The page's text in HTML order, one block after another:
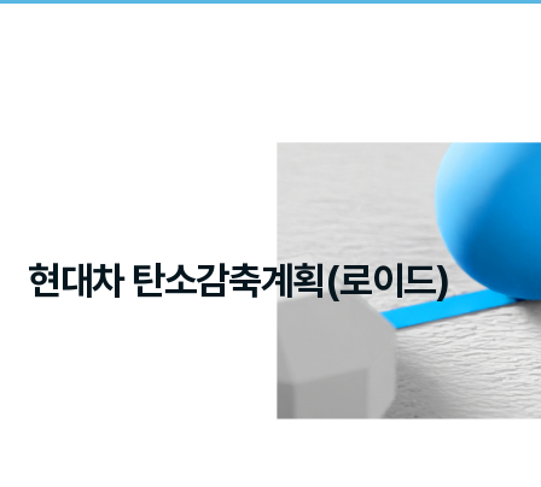
현대차 탄소감축계획(로이드)